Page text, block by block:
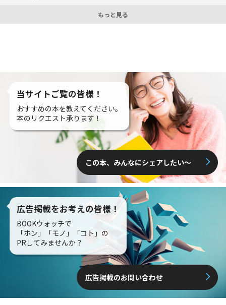
もっと見る
当サイトご覧の皆様！
おすすめの本を教えてください。
本のリクエスト承ります！
この本、みんなにシェアしたい〜
広告掲載をお考えの皆様！
BOOKウォッチで
「ホン」「モノ」「コト」の
PRしてみませんか？
広告掲載のお問い合わせ